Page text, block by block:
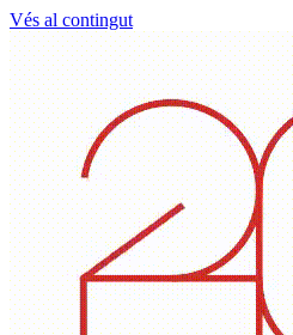
Vés al contingut